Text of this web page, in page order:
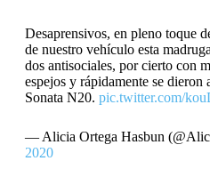
Desaprensivos, en pleno toque
de nuestro vehículo esta
dos antisociales, por cierto con
espejos y rápidamente se
Sonata N20. pic.twitter.com/
— Alicia Ortega Hasbun
2020